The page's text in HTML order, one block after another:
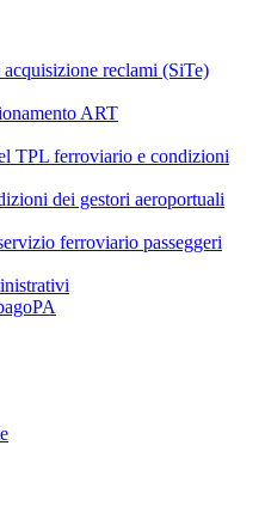
reclami (SiTe)
ART
TPL ferroviario e condizioni
dei gestori aeroportuali
ferroviario passeggeri